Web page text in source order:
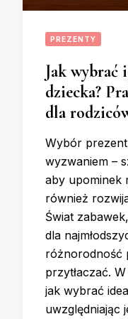
PREZENTY
Jak wybrać
dziecka?
dla
Wybór
wyzwaniem –
aby upominek
również
Świat
dla
różnorodność
przytłaczać.
jak wybrać
uwzględniając